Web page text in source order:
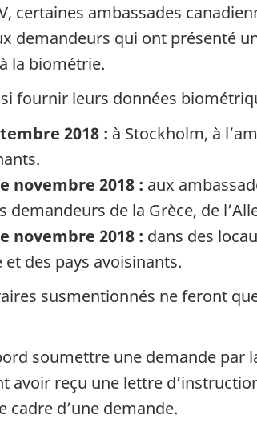
certaines ambassades
demandeurs qui ont présenté
la biométrie.
fournir leurs données
2018 : à Stockholm, à
novembre 2018 : aux
de la Grèce, de
novembre 2018 : dans des
des pays avoisinants.
susmentionnés ne feront
soumettre une demande
avoir reçu une lettre
cadre d’une demande.